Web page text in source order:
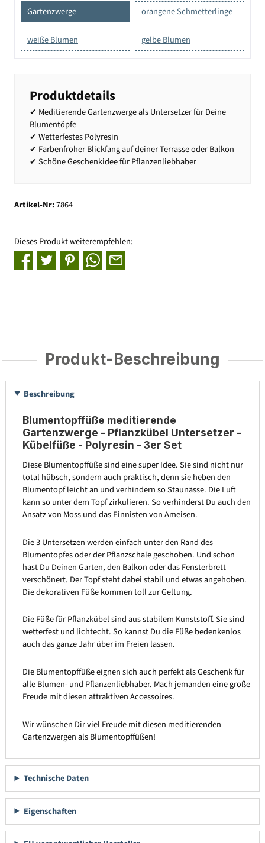
Gartenzwerge orangene Schmetterlinge
weiße Blumen gelbe Blumen
Produktdetails
✔ Meditierende Gartenzwerge als Untersetzer für Deine
Blumentöpfe
✔ Wetterfestes Polyresin
✔ Farbenfroher Blickfang auf deiner Terrasse oder Balkon
✔ Schöne Geschenkidee für Pflanzenliebhaber
Artikel-Nr:7864
Dieses Produkt weiterempfehlen:
Produkt-Beschreibung
Beschreibung
Blumentopffüße meditierende
Gartenzwerge - Pflanzkübel Untersetzer -
Kübelfüße - Polyresin - 3er Set
Diese Blumentopffüße sind eine super Idee. Sie sind nicht nur
total hübsch, sondern auch praktisch, denn sie heben den
Blumentopf leicht an und verhindern so Staunässe. Die Luft
kann so unter dem Topf zirkulieren. So verhinderst Du auch den
Ansatz von Moss und das Einnisten von Ameisen.
Die 3 Untersetzen werden einfach unter den Rand des
Blumentopfes oder der Pflanzschale geschoben. Und schon
hast Du Deinen Garten, den Balkon oder das Fensterbrett
verschönert. Der Topf steht dabei stabil und etwas angehoben.
Die dekorativen Füße kommen toll zur Geltung.
Die Füße für Pflanzkübel sind aus stabilem Kunststoff. Sie sind
wetterfest und lichtecht. So kannst Du die Füße bedenkenlos
auch das ganze Jahr über im Freien lassen.
Die Blumentopffüße eignen sich auch perfekt als Geschenk für
alle Blumen- und Pflanzenliebhaber. Mach jemanden eine große
Freude mit diesen attraktiven Accessoires.
Wir wünschen Dir viel Freude mit diesen meditierenden
Gartenzwergen als Blumentopffüßen!
Technische Daten
Eigenschaften